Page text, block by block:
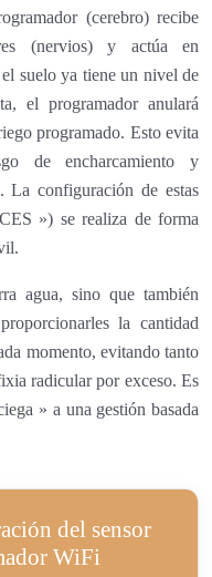
(cerebro) recibe
(nervios) y actúa en
suelo ya tiene un nivel de
el programador anulará
programado. Esto evita
de encharcamiento y
La configuración de estas
») se realiza de forma
agua, sino que también
la cantidad
momento, evitando tanto
radicular por exceso. Es
» a una gestión basada
del sensor
WiFi